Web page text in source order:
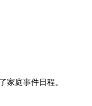
家庭事件日程。